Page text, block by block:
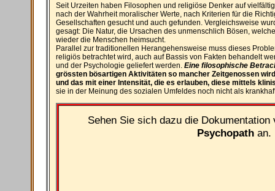
Seit Urzeiten haben Filosophen und religiöse Denker auf
nach der Wahrheit moralischer Werte, nach Kriterien für die
Gesellschaften gesucht und auch gefunden. Vergleichsweise
gesagt: Die Natur, die Ursachen des unmenschlich Bösen,
wieder die Menschen heimsucht.
Parallel zur traditionellen Herangehensweise muss dieses
religiös betrachtet wird, auch auf Bassis von Fakten behandelt
und der Psychologie geliefert werden. Eine filosophische
grössten bösartigen Aktivitäten so mancher Zeitgenossen
und das mit einer Intensität, die es erlauben, diese mittels
sie in der Meinung des sozialen Umfeldes noch nicht als
Sehen Sie sich dazu die
Psychopathan.